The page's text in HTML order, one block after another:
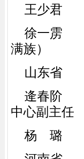
王少君
徐一雳
满族）
山东省
逄春阶
中心副主任
杨 璐 山